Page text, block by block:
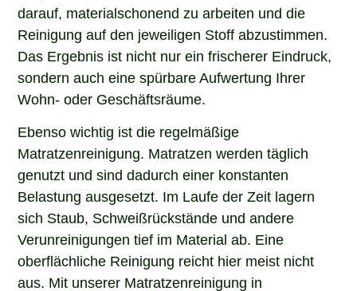
darauf, materialschonend zu arbeiten und die
Reinigung auf den jeweiligen Stoff abzustimmen.
Das Ergebnis ist nicht nur ein frischerer Eindruck,
sondern auch eine spürbare Aufwertung Ihrer
Wohn- oder Geschäftsräume.
Ebenso wichtig ist die regelmäßige
Matratzenreinigung. Matratzen werden täglich
genutzt und sind dadurch einer konstanten
Belastung ausgesetzt. Im Laufe der Zeit lagern
sich Staub, Schweißrückstände und andere
Verunreinigungen tief im Material ab. Eine
oberflächliche Reinigung reicht hier meist nicht
aus. Mit unserer Matratzenreinigung in